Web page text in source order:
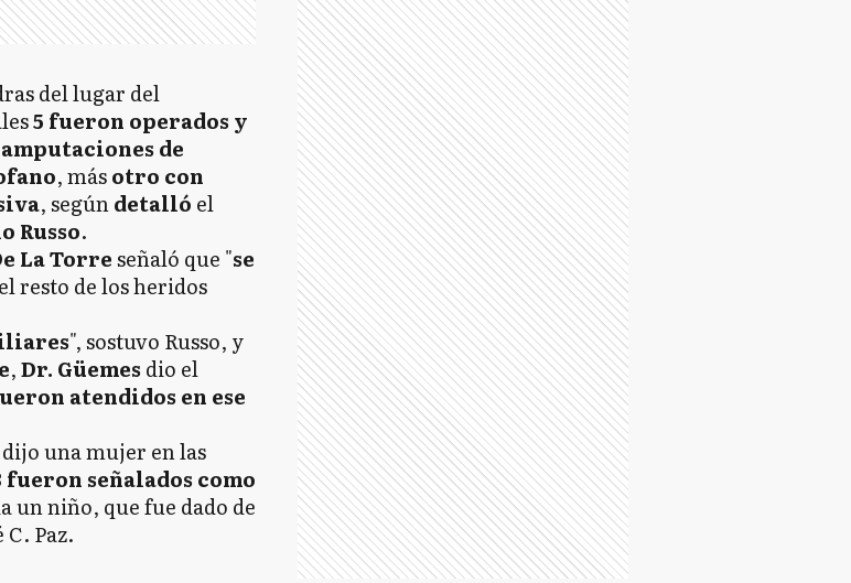
del lugar del
5 fueron operados y
de
, másotro con
, segúndetalló el
Russo.
La Torreseñaló que "se
resto de los heridos
", sostuvo Russo, y
,Dr. Güemes dio el
atendidos en ese
una mujer en las
fueron señalados como
un niño, que fue dado de
Paz.